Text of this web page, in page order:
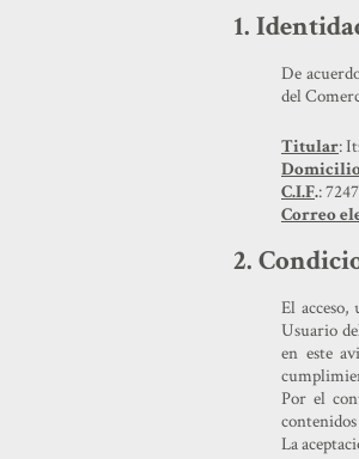
1.
De
del
Titular:
C.I.F.:
Correo
2.
El
Usuario
en este
Por el
La